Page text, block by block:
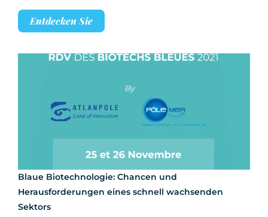
Entdecken Sie
Blaue Biotechnologie: Chancen und
Herausforderungen eines schnell wachsenden
Sektors